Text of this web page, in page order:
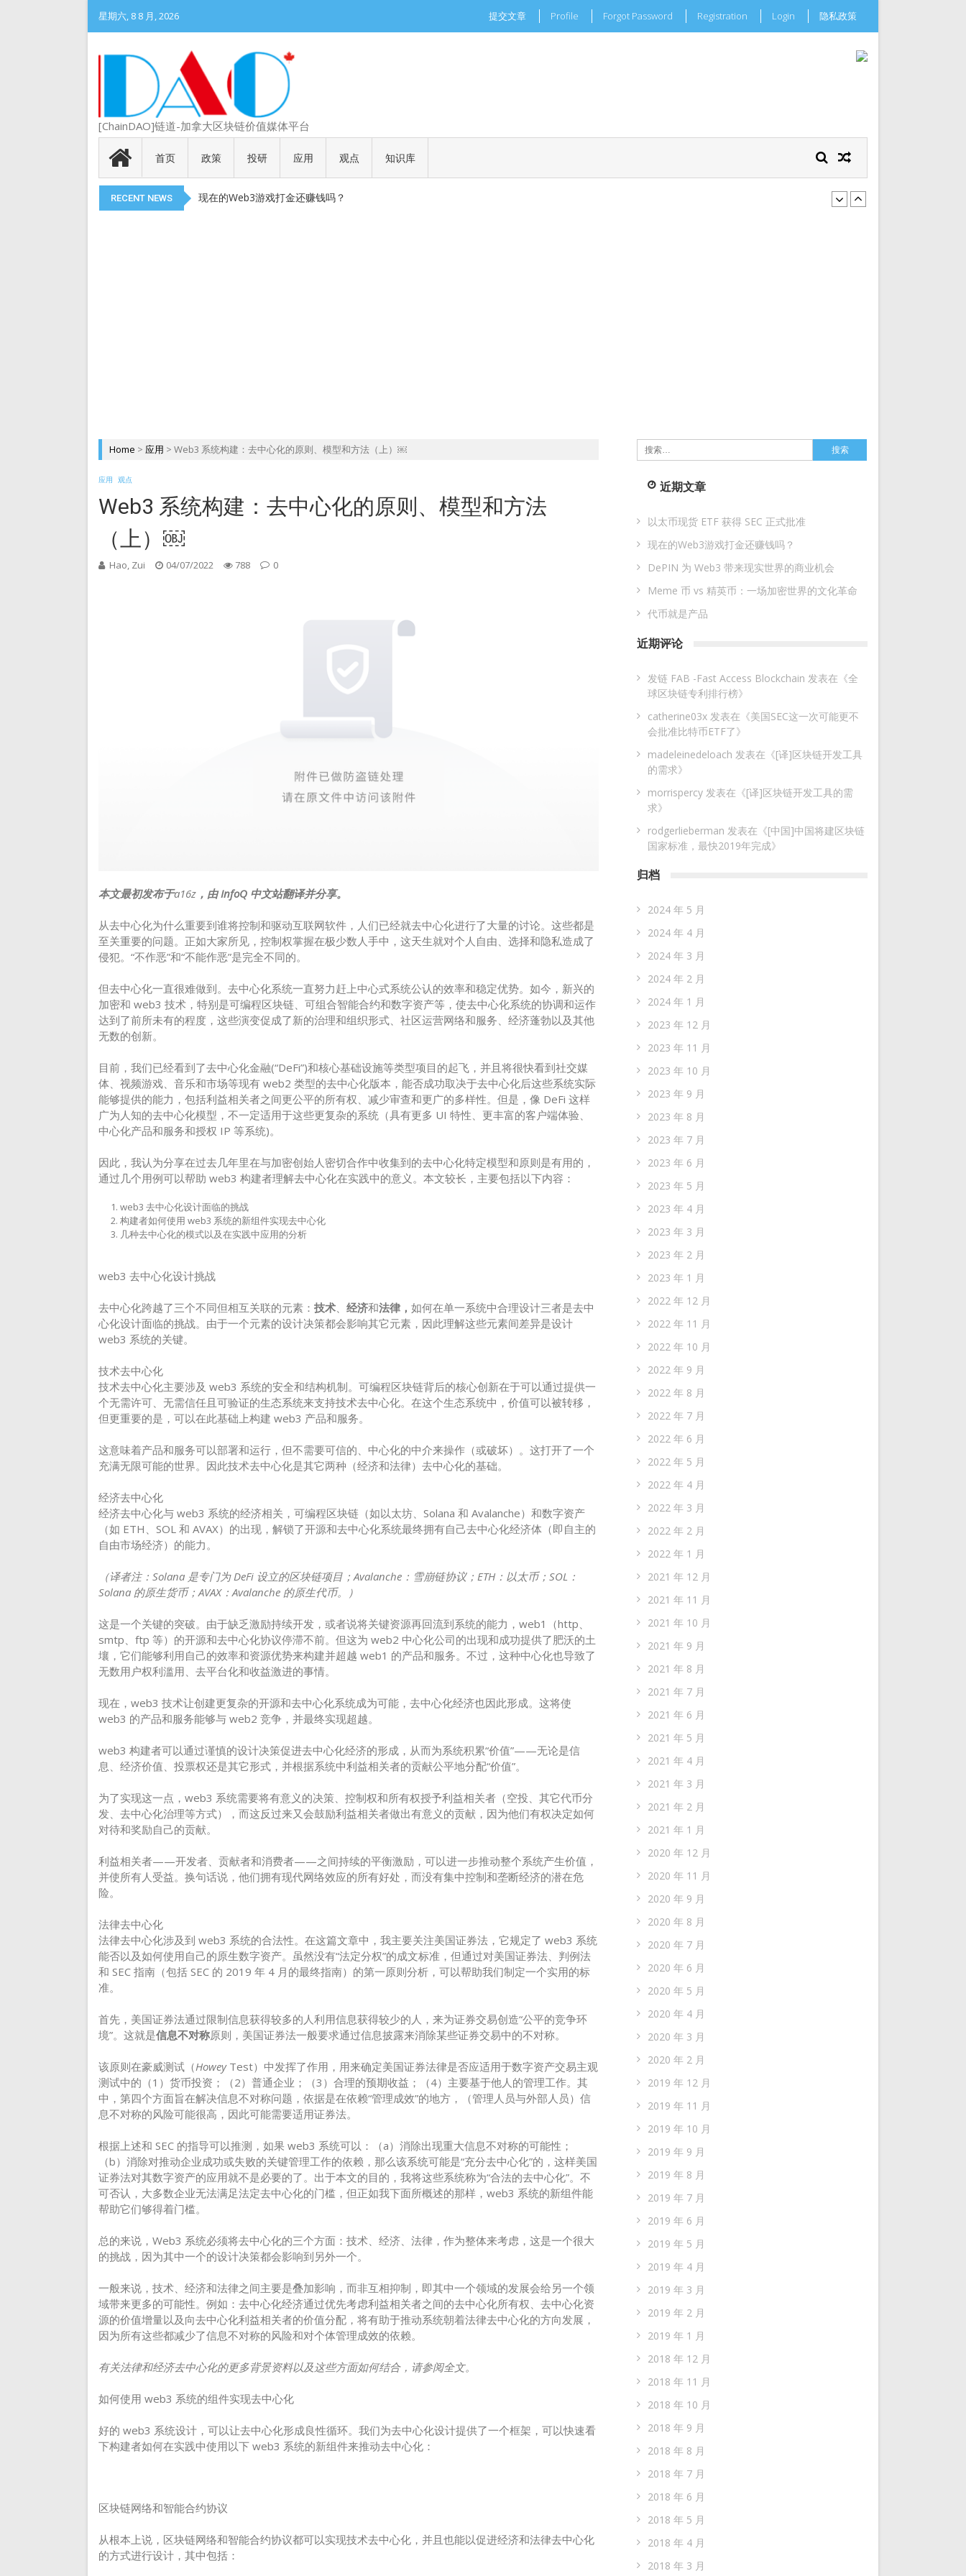
星期六, 8 8 月, 2026 提交文章 Profile Forgot Password Registration Login 隐私政策
[ChainDAO]链道-加拿大区块链价值媒体平台
首页 政策 投研 应用 观点 知识库
RECENT NEWS
DePIN 为 Web3 带来现实世界的商业机会
Meme 币 vs 精英币：一场加密世界的文化革命
代币就是产品
以太币现货 ETF 获得 SEC 正式批准
现在的Web3游戏打金还赚钱吗？
Home > 应用 > Web3 系统构建：去中心化的原则、模型和方法（上）￼
应用 观点
Web3 系统构建：去中心化的原则、模型和方法
（上）￼
Hao, Zui 04/07/2022 788 0
本文最初发布于a16z ，由 InfoQ 中文站翻译并分享。
从去中心化为什么重要到谁将控制和驱动互联网软件，人们已经就去中心化进行了大量的讨论。这些都是
至关重要的问题。正如大家所见，控制权掌握在极少数人手中，这天生就对个人自由、选择和隐私造成了
侵犯。“不作恶”和“不能作恶”是完全不同的。
但去中心化一直很难做到。去中心化系统一直努力赶上中心式系统公认的效率和稳定优势。如今，新兴的
加密和 web3 技术，特别是可编程区块链、可组合智能合约和数字资产等，使去中心化系统的协调和运作
达到了前所未有的程度，这些演变促成了新的治理和组织形式、社区运营网络和服务、经济蓬勃以及其他
无数的创新。
目前，我们已经看到了去中心化金融(“DeFi”)和核心基础设施等类型项目的起飞，并且将很快看到社交媒
体、视频游戏、音乐和市场等现有 web2 类型的去中心化版本，能否成功取决于去中心化后这些系统实际
能够提供的能力，包括利益相关者之间更公平的所有权、减少审查和更广的多样性。但是，像 DeFi 这样
广为人知的去中心化模型，不一定适用于这些更复杂的系统（具有更多 UI 特性、更丰富的客户端体验、
中心化产品和服务和授权 IP 等系统)。
因此，我认为分享在过去几年里在与加密创始人密切合作中收集到的去中心化特定模型和原则是有用的，
通过几个用例可以帮助 web3 构建者理解去中心化在实践中的意义。本文较长，主要包括以下内容：
web3 去中心化设计面临的挑战
构建者如何使用 web3 系统的新组件实现去中心化
几种去中心化的模式以及在实践中应用的分析
web3 去中心化设计挑战
去中心化跨越了三个不同但相互关联的元素： 技术 经济和法律， 如何在单一系统中合理设计三者是去中
心化设计面临的挑战。由于一个元素的设计决策都会影响其它元素，因此理解这些元素间差异是设计
web3 系统的关键。
技术去中心化
技术去中心化主要涉及 web3 系统的安全和结构机制。可编程区块链背后的核心创新在于可以通过提供一
个无需许可、无需信任且可验证的生态系统来支持技术去中心化。在这个生态系统中，价值可以被转移，
但更重要的是，可以在此基础上构建 web3 产品和服务。
这意味着产品和服务可以部署和运行，但不需要可信的、中心化的中介来操作（或破坏）。这打开了一个
充满无限可能的世界。因此技术去中心化是其它两种（经济和法律）去中心化的基础。
经济去中心化
经济去中心化与 web3 系统的经济相关，可编程区块链（如以太坊、Solana 和 Avalanche）和数字资产
（如 ETH、SOL 和 AVAX）的出现，解锁了开源和去中心化系统最终拥有自己去中心化经济体（即自主的
自由市场经济）的能力。
（译者注：Solana 是专门为 DeFi 设立的区块链项目；Avalanche：雪崩链协议；ETH：以太币；SOL：
Solana 的原生货币；AVAX：Avalanche 的原生代币。）
这是一个关键的突破。由于缺乏激励持续开发，或者说将关键资源再回流到系统的能力，web1（http、
smtp、ftp 等）的开源和去中心化协议停滞不前。但这为 web2 中心化公司的出现和成功提供了肥沃的土
壤，它们能够利用自己的效率和资源优势来构建并超越 web1 的产品和服务。不过，这种中心化也导致了
无数用户权利滥用、去平台化和收益激进的事情。
现在，web3 技术让创建更复杂的开源和去中心化系统成为可能，去中心化经济也因此形成。这将使
web3 的产品和服务能够与 web2 竞争，并最终实现超越。
web3 构建者可以通过谨慎的设计决策促进去中心化经济的形成，从而为系统积累“价值”——无论是信
息、经济价值、投票权还是其它形式，并根据系统中利益相关者的贡献公平地分配“价值”。
为了实现这一点，web3 系统需要将有意义的决策、控制权和所有权授予利益相关者（空投、其它代币分
发、去中心化治理等方式），而这反过来又会鼓励利益相关者做出有意义的贡献，因为他们有权决定如何
对待和奖励自己的贡献。
利益相关者——开发者、贡献者和消费者——之间持续的平衡激励，可以进一步推动整个系统产生价值，
并使所有人受益。换句话说，他们拥有现代网络效应的所有好处，而没有集中控制和垄断经济的潜在危
险。
法律去中心化
法律去中心化涉及到 web3 系统的合法性。在这篇文章中，我主要关注美国证券法，它规定了 web3 系统
能否以及如何使用自己的原生数字资产。虽然没有“法定分权”的成文标准，但通过对美国证券法、判例法
和 SEC 指南（包括 SEC 的 2019 年 4 月的最终指南）的第一原则分析，可以帮助我们制定一个实用的标
准。
首先，美国证券法通过限制信息获得较多的人利用信息获得较少的人，来为证券交易创造“公平的竞争环
境”。这就是信息不对称原则，美国证券法一般要求通过信息披露来消除某些证券交易中的不对称。
该原则在豪威测试（HoweyTest）中发挥了作用，用来确定美国证券法律是否应适用于数字资产交易主观
测试中的（1）货币投资；（2）普通企业；（3）合理的预期收益；（4）主要基于他人的管理工作。其
中，第四个方面旨在解决信息不对称问题，依据是在依赖“管理成效”的地方，（管理人员与外部人员）信
息不对称的风险可能很高，因此可能需要适用证券法。
根据上述和 SEC 的指导可以推测，如果 web3 系统可以：（a）消除出现重大信息不对称的可能性；
（b）消除对推动企业成功或失败的关键管理工作的依赖，那么该系统可能是“充分去中心化”的，这样美国
证券法对其数字资产的应用就不是必要的了。出于本文的目的，我将这些系统称为“合法的去中心化”。不
可否认，大多数企业无法满足法定去中心化的门槛，但正如我下面所概述的那样，web3 系统的新组件能
帮助它们够得着门槛。
总的来说，Web3 系统必须将去中心化的三个方面：技术、经济、法律，作为整体来考虑，这是一个很大
的挑战，因为其中一个的设计决策都会影响到另外一个。
一般来说，技术、经济和法律之间主要是叠加影响，而非互相抑制，即其中一个领域的发展会给另一个领
域带来更多的可能性。例如：去中心化经济通过优先考虑利益相关者之间的去中心化所有权、去中心化资
源的价值增量以及向去中心化利益相关者的价值分配，将有助于推动系统朝着法律去中心化的方向发展，
因为所有这些都减少了信息不对称的风险和对个体管理成效的依赖。
有关法律和经济去中心化的更多背景资料以及这些方面如何结合，请参阅全文。
如何使用 web3 系统的组件实现去中心化
好的 web3 系统设计，可以让去中心化形成良性循环。我们为去中心化设计提供了一个框架，可以快速看
下构建者如何在实践中使用以下 web3 系统的新组件来推动去中心化：
区块链网络和智能合约协议
从根本上说，区块链网络和智能合约协议都可以实现技术去中心化，并且也能以促进经济和法律去中心化
的方式进行设计，其中包括：
搜
索：
近期文章
以太币现货 ETF 获得 SEC 正式批准
现在的Web3游戏打金还赚钱吗？
DePIN 为 Web3 带来现实世界的商业机会
Meme 币 vs 精英币：一场加密世界的文化革命
代币就是产品
近期评论
发链 FAB -Fast Access Blockchain 发表在《全
球区块链专利排行榜》
catherine03x 发表在《美国SEC这一次可能更不
会批准比特币ETF了》
madeleinedeloach 发表在《[译]区块链开发工具
的需求》
morrispercy 发表在《[译]区块链开发工具的需
求》
rodgerlieberman 发表在《[中国]中国将建区块链
国家标准，最快2019年完成》
归档
2024 年 5 月
2024 年 4 月
2024 年 3 月
2024 年 2 月
2024 年 1 月
2023 年 12 月
2023 年 11 月
2023 年 10 月
2023 年 9 月
2023 年 8 月
2023 年 7 月
2023 年 6 月
2023 年 5 月
2023 年 4 月
2023 年 3 月
2023 年 2 月
2023 年 1 月
2022 年 12 月
2022 年 11 月
2022 年 10 月
2022 年 9 月
2022 年 8 月
2022 年 7 月
2022 年 6 月
2022 年 5 月
2022 年 4 月
2022 年 3 月
2022 年 2 月
2022 年 1 月
2021 年 12 月
2021 年 11 月
2021 年 10 月
2021 年 9 月
2021 年 8 月
2021 年 7 月
2021 年 6 月
2021 年 5 月
2021 年 4 月
2021 年 3 月
2021 年 2 月
2021 年 1 月
2020 年 12 月
2020 年 11 月
2020 年 9 月
2020 年 8 月
2020 年 7 月
2020 年 6 月
2020 年 5 月
2020 年 4 月
2020 年 3 月
2020 年 2 月
2019 年 12 月
2019 年 11 月
2019 年 10 月
2019 年 9 月
2019 年 8 月
2019 年 7 月
2019 年 6 月
2019 年 5 月
2019 年 4 月
2019 年 3 月
2019 年 2 月
2019 年 1 月
2018 年 12 月
2018 年 11 月
2018 年 10 月
2018 年 9 月
2018 年 8 月
2018 年 7 月
2018 年 6 月
2018 年 5 月
2018 年 4 月
2018 年 3 月